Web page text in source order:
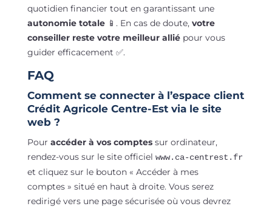
quotidien financier tout en garantissant une
autonomie totale📱. En cas de doute, votre
conseiller reste votre meilleur alliépour vous
guider efficacement ✅.
FAQ
Comment se connecter à l’espace client
Crédit Agricole Centre-Est via le site
web ?
Pour accéder à vos comptessur ordinateur,
rendez-vous sur le site officiel www.ca-centrest.fr
et cliquez sur le bouton « Accéder à mes
comptes » situé en haut à droite. Vous serez
redirigé vers une page sécurisée où vous devrez